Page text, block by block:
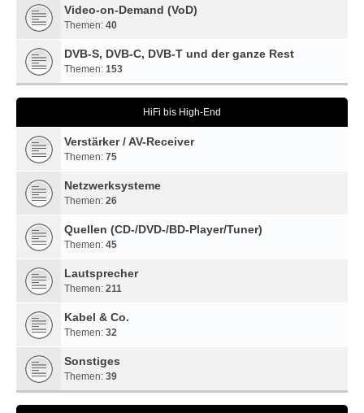
Video-on-Demand (VoD)
Themen: 40
DVB-S, DVB-C, DVB-T und der ganze Rest
Themen: 153
HiFi bis High-End
Verstärker / AV-Receiver
Themen: 75
Netzwerksysteme
Themen: 26
Quellen (CD-/DVD-/BD-Player/Tuner)
Themen: 45
Lautsprecher
Themen: 211
Kabel & Co.
Themen: 32
Sonstiges
Themen: 39